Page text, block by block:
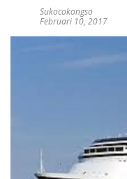
Sukocokongso
Februari 10, 2017